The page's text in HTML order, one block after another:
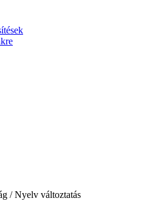
/ Nyelv változtatás